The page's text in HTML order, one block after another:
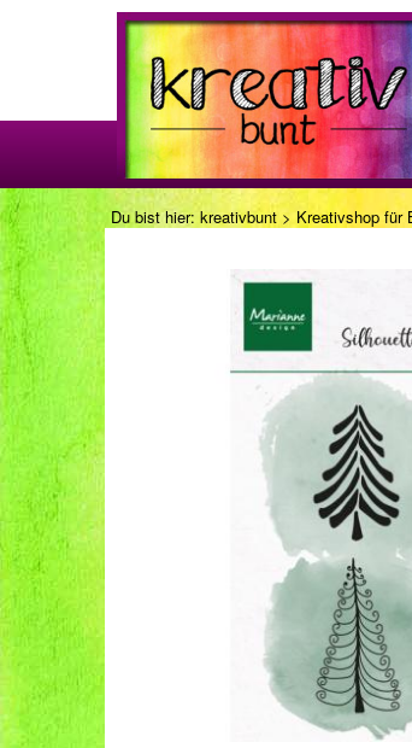
Du bist hier: kreativbunt > Kreativshop für